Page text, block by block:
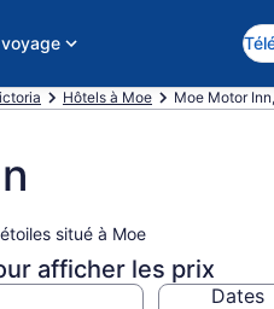
Hôtels à Moe Moe Motor
situé à Moe
afficher les prix
Dates